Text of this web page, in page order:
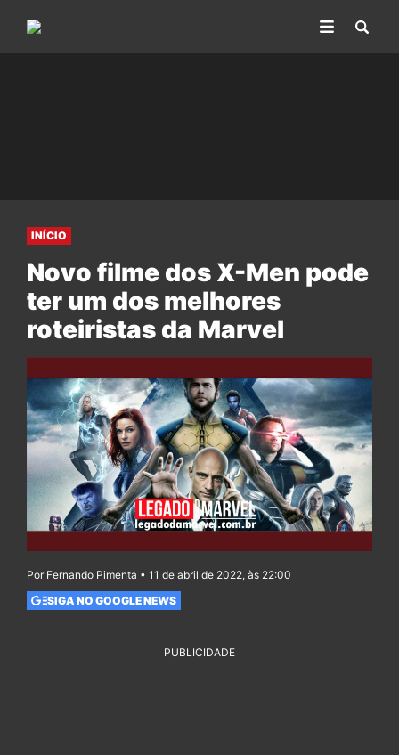
INÍCIO
Novo filme dos X-Men pode
ter um dos melhores
roteiristas da Marvel
Por Fernando Pimenta • 11 de abril de 2022, às 22:00
SIGA NO GOOGLE NEWS
PUBLICIDADE